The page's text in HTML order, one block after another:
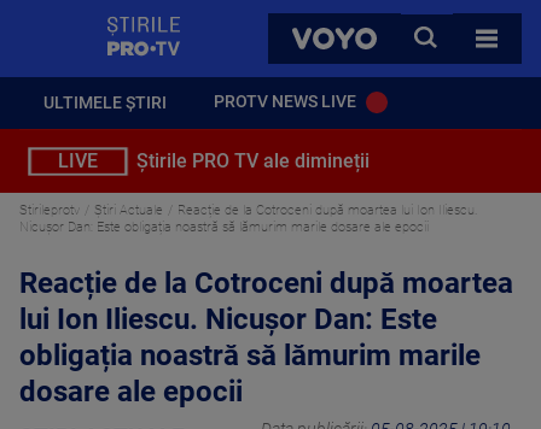
VOYO
CAUTA
TOATE
ULTIMELE ȘTIRI PROTV NEWS LIVE
LIVE Știrile PRO TV ale dimineții
Stirileprotv Știri Actuale
Reacție de la Cotroceni după moartea lui Ion Iliescu.
Nicușor Dan: Este obligația noastră să lămurim marile dosare ale epocii
Reacție de la Cotroceni după moartea
lui Ion Iliescu. Nicușor Dan: Este
obligația noastră să lămurim marile
dosare ale epocii